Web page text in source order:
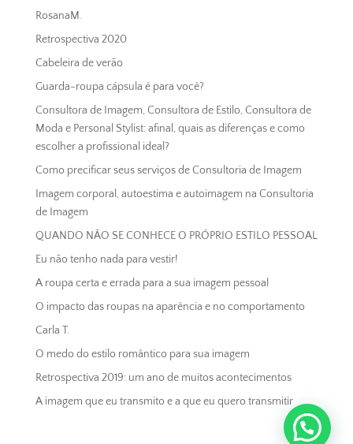
RosanaM.
Retrospectiva 2020
Cabeleira de verão
Guarda-roupa cápsula é para você?
Consultora de Imagem, Consultora de Estilo, Consultora de
Moda e Personal Stylist: afinal, quais as diferenças e como
escolher a profissional ideal?
Como precificar seus serviços de Consultoria de Imagem
Imagem corporal, autoestima e autoimagem na Consultoria
de Imagem
QUANDO NÃO SE CONHECE O PRÓPRIO ESTILO PESSOAL
Eu não tenho nada para vestir!
A roupa certa e errada para a sua imagem pessoal
O impacto das roupas na aparência e no comportamento
Carla T.
O medo do estilo romântico para sua imagem
Retrospectiva 2019: um ano de muitos acontecimentos
A imagem que eu transmito e a que eu quero transmitir